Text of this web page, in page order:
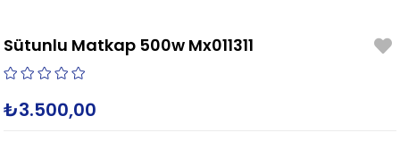
Sütunlu Matkap 500w Mx011311
₺3.500,00